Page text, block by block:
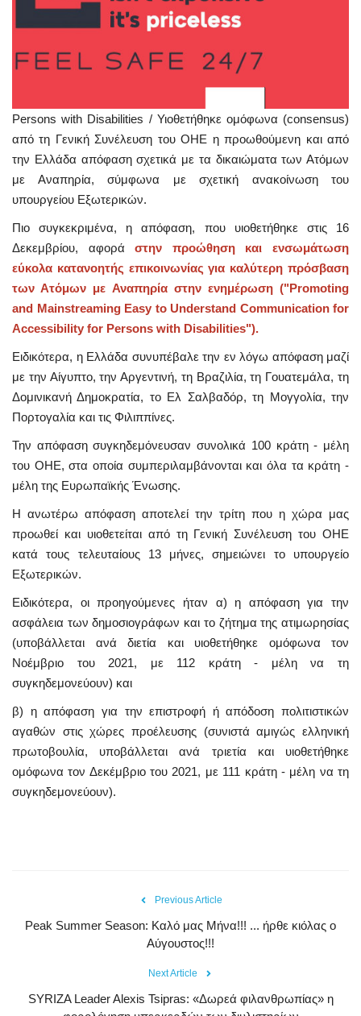
Persons with Disabilities / Υιοθετήθηκε ομόφωνα (consensus)
από τη Γενική Συνέλευση του ΟΗΕ η προωθούμενη και από
την Ελλάδα απόφαση σχετικά με τα δικαιώματα των Ατόμων
με Αναπηρία, σύμφωνα με σχετική ανακοίνωση του
υπουργείου Εξωτερικών.
Πιο συγκεκριμένα, η απόφαση, που υιοθετήθηκε στις 16
Δεκεμβρίου, αφοράστην προώθηση και ενσωμάτωση
εύκολα κατανοητής επικοινωνίας για καλύτερη πρόσβαση
των Ατόμων με Αναπηρία στην ενημέρωση ("Promoting
and Mainstreaming Easy to Understand Communication for
Accessibility for Persons with Disabilities").
Ειδικότερα, η Ελλάδα συνυπέβαλε την εν λόγω απόφαση μαζί
με την Αίγυπτο, την Αργεντινή, τη Βραζιλία, τη Γουατεμάλα, τη
Δομινικανή Δημοκρατία, το Ελ Σαλβαδόρ, τη Μογγολία, την
Πορτογαλία και τις Φιλιππίνες.
Την απόφαση συγκηδεμόνευσαν συνολικά 100 κράτη - μέλη
του ΟΗΕ, στα οποία συμπεριλαμβάνονται και όλα τα κράτη -
μέλη της Ευρωπαϊκής Ένωσης.
H ανωτέρω απόφαση αποτελεί την τρίτη που η χώρα μας
προωθεί και υιοθετείται από τη Γενική Συνέλευση του ΟΗΕ
κατά τους τελευταίους 13 μήνες, σημειώνει το υπουργείο
Εξωτερικών.
Ειδικότερα, οι προηγούμενες ήταν α) η απόφαση για την
ασφάλεια των δημοσιογράφων και το ζήτημα της ατιμωρησίας
(υποβάλλεται ανά διετία και υιοθετήθηκε ομόφωνα τον
Νοέμβριο του 2021, με 112 κράτη - μέλη να τη
συγκηδεμονεύουν) και
β) η απόφαση για την επιστροφή ή απόδοση πολιτιστικών
αγαθών στις χώρες προέλευσης (συνιστά αμιγώς ελληνική
πρωτοβουλία, υποβάλλεται ανά τριετία και υιοθετήθηκε
ομόφωνα τον Δεκέμβριο του 2021, με 111 κράτη - μέλη να τη
συγκηδεμονεύουν).
Previous Article
Peak Summer Season: Kαλό μας Μήνα!!! ... ήρθε κιόλας ο
Αύγουστος!!!
Next Article
SYRIZA Leader Alexis Tsipras: «Δωρεά φιλανθρωπίας» η